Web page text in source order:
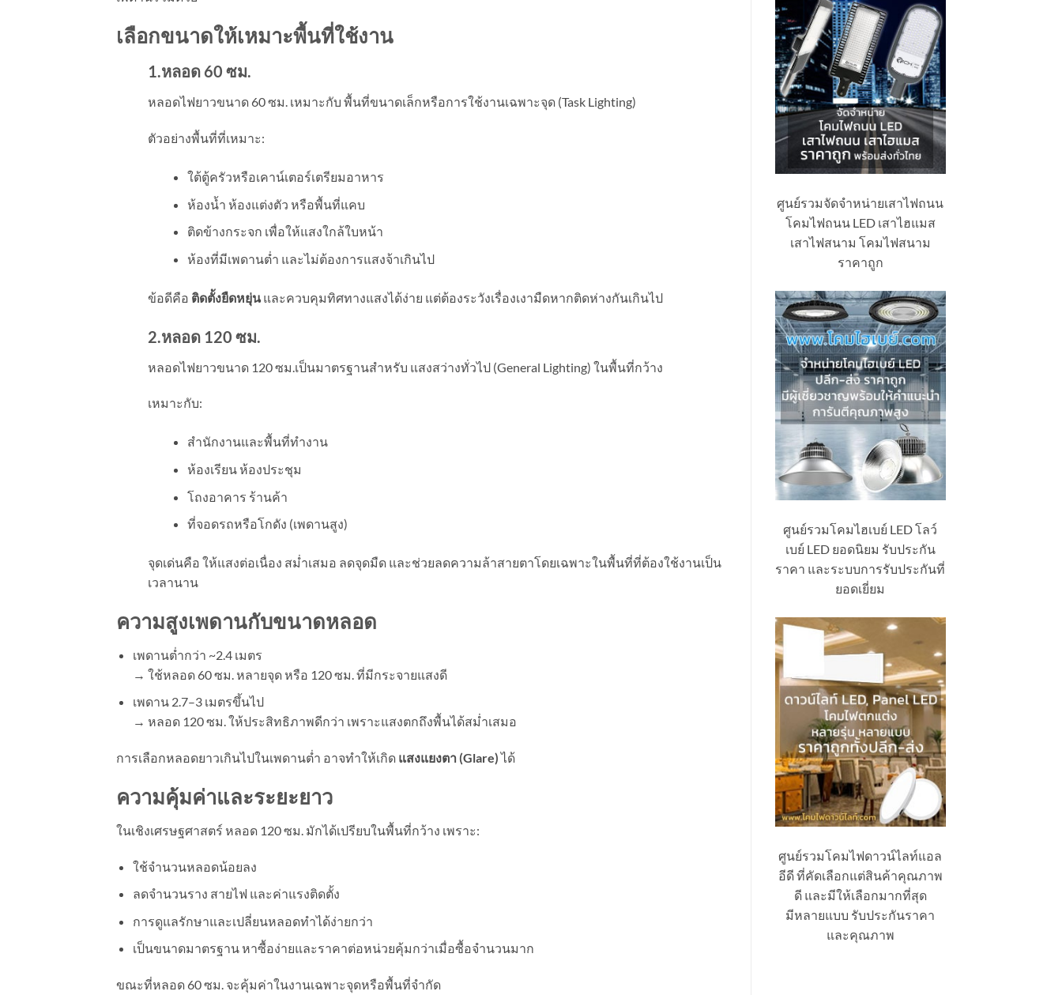
เลือกขนาดให้เหมาะพื้นที่ใช้งาน
1.หลอด 60 ซม.
หลอดไฟยาวขนาด 60 ซม. เหมาะกับ พื้นที่ขนาดเล็กหรือการใช้งานเฉพาะจุด (Task Lighting)
ตัวอย่างพื้นที่ที่เหมาะ:
ใต้ตู้ครัวหรือเคาน์เตอร์เตรียมอาหาร
ห้องน้ำ ห้องแต่งตัว หรือพื้นที่แคบ
ติดข้างกระจก เพื่อให้แสงใกล้ใบหน้า
ห้องที่มีเพดานต่ำ และไม่ต้องการแสงจ้าเกินไป
ข้อดีคือ ติดตั้งยืดหยุ่นและควบคุมทิศทางแสงได้ง่าย แต่ต้องระวังเรื่องเงามืดหากติดห่างกันเกินไป
2.หลอด 120 ซม.
หลอดไฟยาวขนาด 120 ซม.เป็นมาตรฐานสำหรับ แสงสว่างทั่วไป (General Lighting) ในพื้นที่กว้าง
เหมาะกับ:
สำนักงานและพื้นที่ทำงาน
ห้องเรียน ห้องประชุม
โถงอาคาร ร้านค้า
ที่จอดรถหรือโกดัง (เพดานสูง)
จุดเด่นคือ ให้แสงต่อเนื่อง สม่ำเสมอ ลดจุดมืด และช่วยลดความล้าสายตาโดยเฉพาะในพื้นที่ที่ต้องใช้งานเป็น
เวลานาน
ความสูงเพดานกับขนาดหลอด
เพดานต่ำกว่า ~2.4 เมตร
→ ใช้หลอด 60 ซม. หลายจุด หรือ 120 ซม. ที่มีกระจายแสงดี
เพดาน 2.7–3 เมตรขึ้นไป
→ หลอด 120 ซม. ให้ประสิทธิภาพดีกว่า เพราะแสงตกถึงพื้นได้สม่ำเสมอ
การเลือกหลอดยาวเกินไปในเพดานต่ำ อาจทำให้เกิด แสงแยงตา (Glare)ได้
ความคุ้มค่าและระยะยาว
ในเชิงเศรษฐศาสตร์ หลอด 120 ซม. มักได้เปรียบในพื้นที่กว้าง เพราะ:
ใช้จำนวนหลอดน้อยลง
ลดจำนวนราง สายไฟ และค่าแรงติดตั้ง
การดูแลรักษาและเปลี่ยนหลอดทำได้ง่ายกว่า
เป็นขนาดมาตรฐาน หาซื้อง่ายและราคาต่อหน่วยคุ้มกว่าเมื่อซื้อจำนวนมาก
ขณะที่หลอด 60 ซม. จะคุ้มค่าในงานเฉพาะจุดหรือพื้นที่จำกัด
ศูนย์รวมจัดจำหน่ายเสาไฟถนน
โคมไฟถนน LED เสาไฮแมส
เสาไฟสนาม โคมไฟสนาม
ราคาถูก
ศูนย์รวมโคมไฮเบย์ LED โลว์
เบย์ LED ยอดนิยม รับประกัน
ราคา และระบบการรับประกันที่
ยอดเยี่ยม
ศูนย์รวมโคมไฟดาวน์ไลท์แอล
อีดี ที่คัดเลือกแต่สินค้าคุณภาพ
ดี และมีให้เลือกมากที่สุด
มีหลายแบบ รับประกันราคา
และคุณภาพ